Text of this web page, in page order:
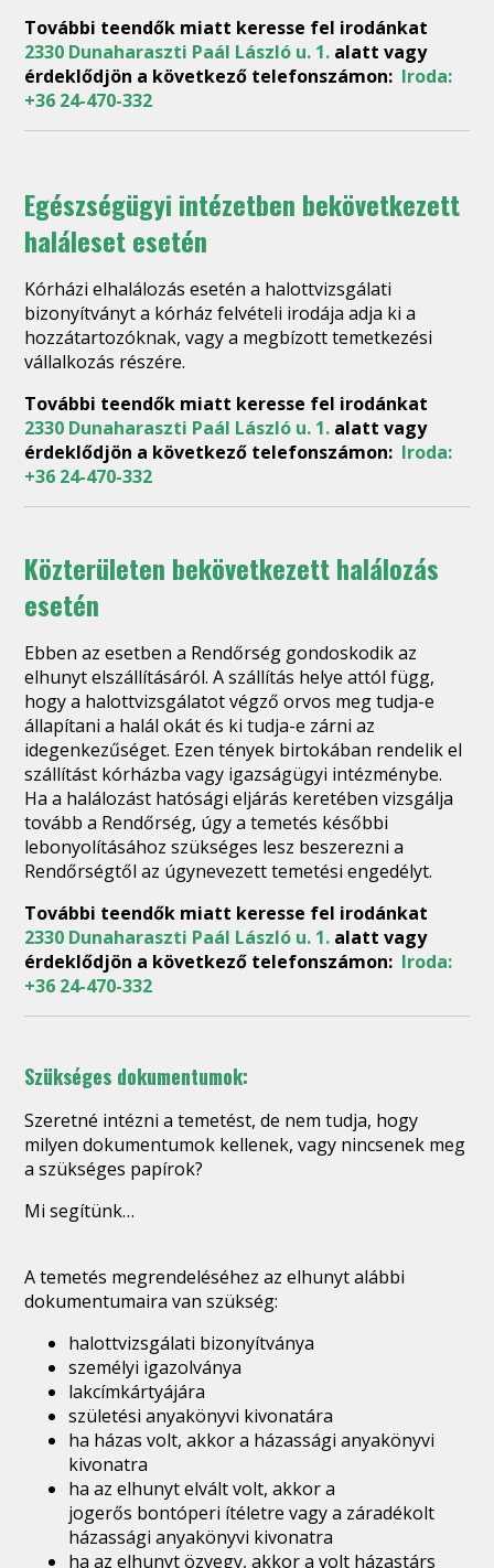
További teendők miatt keresse fel irodánkat
2330 Dunaharaszti Paál László u. 1. alatt vagy
érdeklődjön a következő telefonszámon: Iroda:
+36 24-470-332
Egészségügyi intézetben bekövetkezett
haláleset esetén
Kórházi elhalálozás esetén a halottvizsgálati
bizonyítványt a kórház felvételi irodája adja ki a
hozzátartozóknak, vagy a megbízott temetkezési
vállalkozás részére.
További teendők miatt keresse fel irodánkat
2330 Dunaharaszti Paál László u. 1. alatt vagy
érdeklődjön a következő telefonszámon: Iroda:
+36 24-470-332
Közterületen bekövetkezett halálozás
esetén
Ebben az esetben a Rendőrség gondoskodik az
elhunyt elszállításáról. A szállítás helye attól függ,
hogy a halottvizsgálatot végző orvos meg tudja-e
állapítani a halál okát és ki tudja-e zárni az
idegenkezűséget. Ezen tények birtokában rendelik el
szállítást kórházba vagy igazságügyi intézménybe.
Ha a halálozást hatósági eljárás keretében vizsgálja
tovább a Rendőrség, úgy a temetés későbbi
lebonyolításához szükséges lesz beszerezni a
Rendőrségtől az úgynevezett temetési engedélyt.
További teendők miatt keresse fel irodánkat
2330 Dunaharaszti Paál László u. 1. alatt vagy
érdeklődjön a következő telefonszámon: Iroda:
+36 24-470-332
Szükséges dokumentumok:
Szeretné intézni a temetést, de nem tudja, hogy
milyen dokumentumok kellenek, vagy nincsenek meg
a szükséges papírok?
Mi segítünk…
A temetés megrendeléséhez az elhunyt alábbi
dokumentumaira van szükség:
halottvizsgálati bizonyítványa
személyi igazolványa
lakcímkártyájára
születési anyakönyvi kivonatára
ha házas volt, akkor a házassági anyakönyvi
kivonatra
ha az elhunyt elvált volt, akkor a
jogerős bontóperi ítéletre vagy a záradékolt
házassági anyakönyvi kivonatra
ha az elhunyt özvegy, akkor a volt házastárs